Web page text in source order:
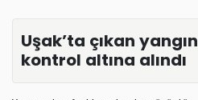
Uşak’ta çıkan yangın
kontrol altına alındı